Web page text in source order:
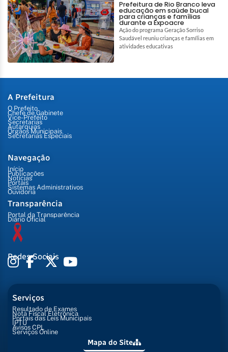
Prefeitura de Rio Branco leva
educação em saúde bucal
para crianças e famílias
durante a Expoacre
Ação do programa Geração Sorriso
Saudável reuniu crianças e famílias em
atividades educativas
A Prefeitura
O Prefeito
Chefe de Gabinete
Vice-Prefeito
Secretarias
Autarquias
Órgãos Municipais
Secretarias Especiais
Navegação
Início
Publicações
Notícias
Portais
Sistemas Administrativos
Ouvidoria
Transparência
Portal da Transparência
Diário Oficial
Redes Sociais
Serviços
Resultado de Exames
Nota Fiscal Eletrônica
Portais das Leis Municipais
IPTU
Avisos CPL
Serviços Online
Mapa do Site